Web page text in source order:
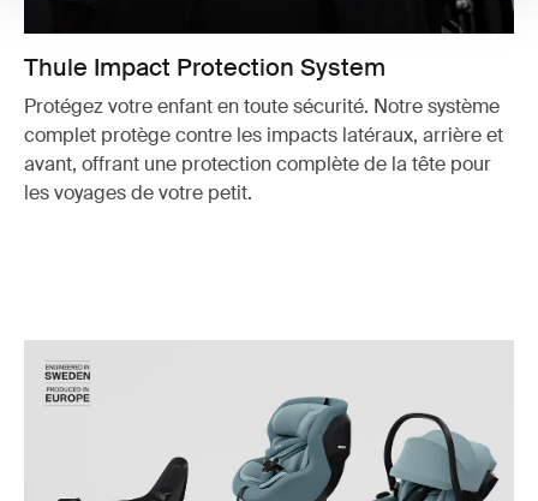
Thule Impact Protection System
Protégez votre enfant en toute sécurité. Notre système
complet protège contre les impacts latéraux, arrière et
avant, offrant une protection complète de la tête pour
les voyages de votre petit.